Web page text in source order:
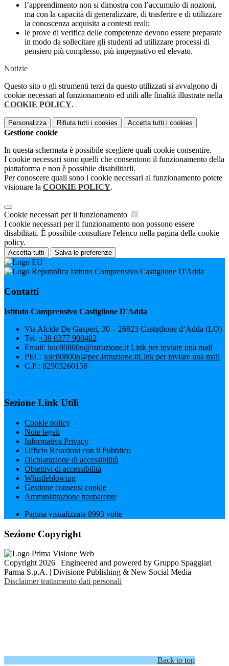
l’apprendimento non si dimostra con l’accumulo di nozioni,
ma con la capacità di generalizzare, di trasferire e di utilizzare
la conoscenza acquisita a contesti reali;
le prove di verifica delle competenze devono essere preparate
in modo da sollecitare gli studenti ad utilizzare processi di
pensiero più complesso, più impegnativo ed elevato.
Notizie
Questo sito o gli strumenti terzi da questo utilizzati si avvalgono di
cookie necessari al funzionamento ed utili alle finalità illustrate nella
COOKIE POLICY.
Personalizza Rifiuta tutti i cookies Accetta tutti i cookies
Gestione cookie
In questa schermata è possibile scegliere quali cookie consentire.
I cookie necessari sono quelli che consentono il funzionamento della
piattaforma e non è possibile disabilitarli.
Per conoscere quali sono i cookie necessari al funzionamento potete
visionare la COOKIE POLICY.
Cookie necessari per il funzionamento
I cookie necessari per il funzionamento non possono essere
disabilitati. È possibile consultare l'elenco nella pagina della cookie
policy.
Accetta tutti Salva le preferenze
Istituto Comprensivo Castiglione D'Adda
Contatti
Istituto Comprensivo Castiglione D'Adda
Via Alcide De Gasperi, 30 – 26823 Castiglione d’Adda (LO)
Tel: +39 0377 900482
Email: loic80800n@istruzione.it Link per inviare una mail
PEC: loic80800n@pec.istruzione.itLink per inviare una mail
C.F.: 82503260158
Sezione Link Utili
Cookie policy
Note legali
Informativa Privacy
Ufficio Relazioni con il Pubblico
Dichiarazione di accessibilità
Obiettivi di accessibilità
Whistleblowing
Gestione consensi cookie
Amministrazione trasparente
Pagina visualizzata 8993 volte
Sezione Copyright
Copyright 2026 | Engineered and powered by Gruppo Spaggiari
Parma S.p.A. | Divisione Publishing & New Social Media
Disclaimer trattamento dati personali
Back to top